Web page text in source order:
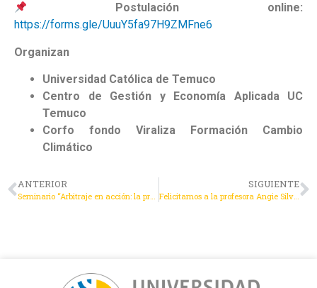
Postulación online:
https://forms.gle/UuuY5fa97H9ZMFne6
Organizan
Universidad Católica de Temuco
Centro de Gestión y Economía Aplicada UC
Temuco
Corfo fondo Viraliza Formación Cambio
Climático
ANTERIOR
Seminario “Arbitraje en acción: la práctica arbitral en la voz de expertos”
SIGUIENTE
Felicitamos a la profesora Angie Silva por su defensa de tesis doctoral